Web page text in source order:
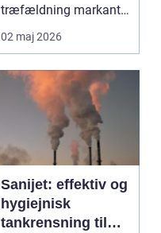
træfældning markant
lettere. I stedet for at
bruge we...
02 maj 2026
Sanijet: effektiv og
hygiejnisk
tankrensning til